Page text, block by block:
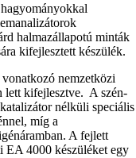
halmazállapotú minták
kifejlesztett készülék.
nemzetközi
lett kifejlesztve. A szén-
nélküli speciális
míg a
A fejlett
EA 4000 készüléket egy